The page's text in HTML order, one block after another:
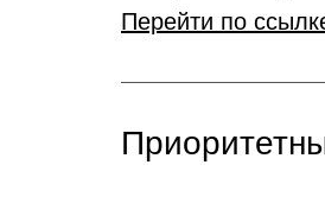
Перейти по